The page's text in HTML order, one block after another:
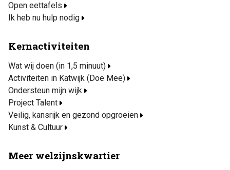
Open eettafels
Ik heb nu hulp nodig
Kernactiviteiten
Wat wij doen (in 1,5 minuut)
Activiteiten in Katwijk (Doe Mee)
Ondersteun mijn wijk
Project Talent
Veilig, kansrijk en gezond opgroeien
Kunst & Cultuur
Meer welzijnskwartier